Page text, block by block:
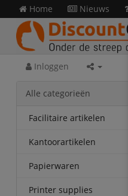
Home Nieuws
Inloggen
Alle categorieën
Facilitaire artikelen
Kantoorartikelen
Papierwaren
Printer supplies